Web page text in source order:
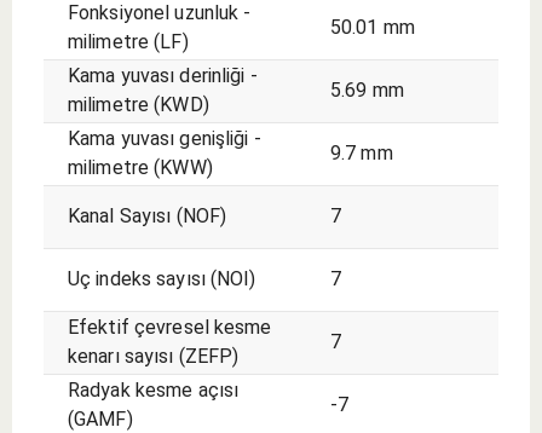
Fonksiyonel uzunluk -
milimetre (LF)
50.01 mm
Kama yuvası derinliği -
milimetre (KWD)
5.69 mm
Kama yuvası genişliği -
milimetre (KWW)
9.7 mm
Kanal Sayısı (NOF) 7
Uç indeks sayısı (NOI) 7
Efektif çevresel kesme
kenarı sayısı (ZEFP)
7
Radyak kesme açısı
(GAMF)
-7